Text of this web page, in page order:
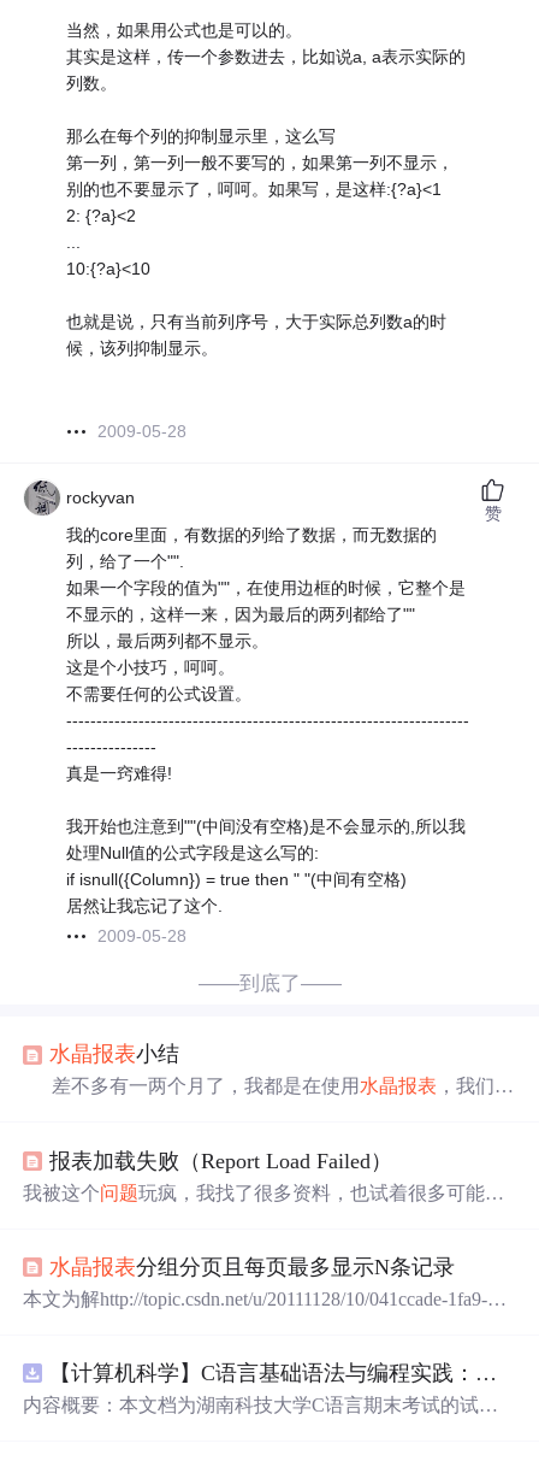
当然，如果用公式也是可以的。
其实是这样，传一个参数进去，比如说a, a表示实际的
列数。
那么在每个列的抑制显示里，这么写
第一列，第一列一般不要写的，如果第一列不显示，
别的也不要显示了，呵呵。如果写，是这样:{?a}<1
2: {?a}<2
...
10:{?a}<10
也就是说，只有当前列序号，大于实际总列数a的时
候，该列抑制显示。
2009-05-28
rockyvan
我的core里面，有数据的列给了数据，而无数据的
列，给了一个"".
如果一个字段的值为""，在使用边框的时候，它整个是
不显示的，这样一来，因为最后的两列都给了""
所以，最后两列都不显示。
这是个小技巧，呵呵。
不需要任何的公式设置。
-------------------------------------------------------------------
---------------
真是一窍难得!
我开始也注意到""(中间没有空格)是不会显示的,所以我
处理Null值的公式字段是这么写的:
if isnull({Column}) = true then " "(中间有空格)
居然让我忘记了这个.
2009-05-28
赞
——到底了——
水晶报表小结
差不多有一两个月了，我都是在使用 水晶报表 ，我们从
星期开始，每周五都要讲解自个做的东西，而我，好像一
直对着的就是水晶报表。只能小结下，练习下，希望能够
会很活跃。 今天写的东西也是看着前辈的，所以多多体
谅。 （一）
水晶报表
初识 我用的是asp.net（C#）语
言，其
报表加载失败（Report Load Failed）
我被这个问题玩疯，我找了很多资料，也试着很多可能，
aspx这个链接是解决的方法，刚开始我按照这个方案也没
有解决，纠结了很久，知道最近我把系统优化，最后的
后,就会出现加载报表失败.重启WEB服务器又正常了.过一
段时间又出同样问题 用户使用
水晶报表分组分页且每页最多显示N条记录
本文为解http://topic.csdn.net/u/20111128/10/041ccade-1fa9-4b
一组是否满5条记录，每个新组都要另起一页 主要就这两
点。 我们知道每页最多显示N条的控制方法，打开节专
【计算机科学】C语言基础语法与编程实践：湖南科技大学期末考试核心知识点解析
内容概要：本文档为湖南科技大学C语言期末考试的试题